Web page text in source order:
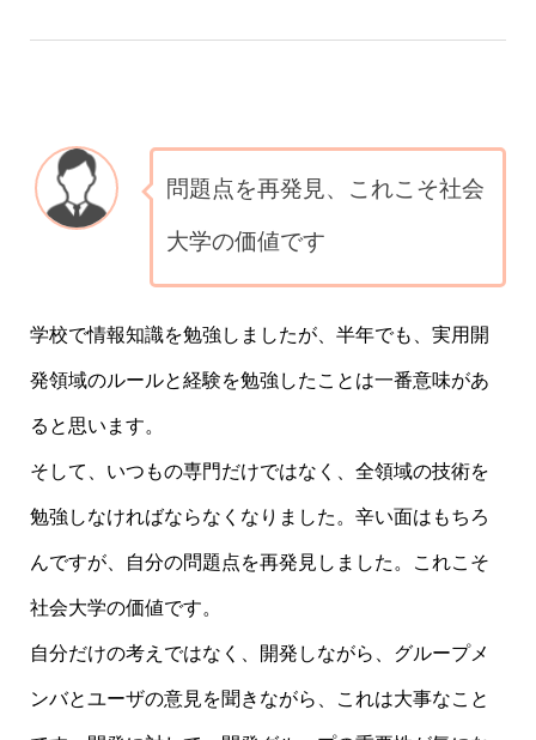
問題点を再発見、これこそ社会
大学の価値です
学校で情報知識を勉強しましたが、半年でも、実用開
発領域のルールと経験を勉強したことは一番意味があ
ると思います。
そして、いつもの専門だけではなく、全領域の技術を
勉強しなければならなくなりました。辛い面はもちろ
んですが、自分の問題点を再発見しました。これこそ
社会大学の価値です。
自分だけの考えではなく、開発しながら、グループメ
ンバとユーザの意見を聞きながら、これは大事なこと